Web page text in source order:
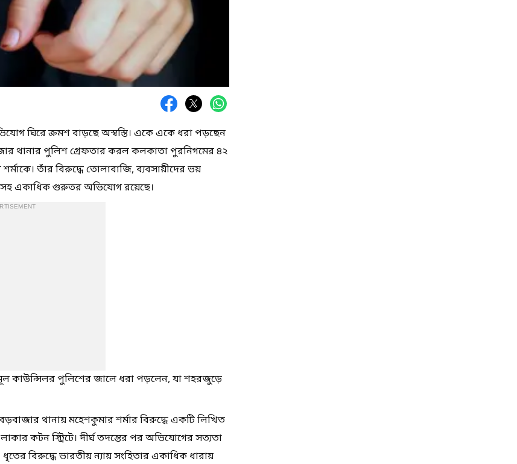
ঘিরে ক্রমশ বাড়ছে অস্বস্তি। একে একে ধরা পড়ছেন
থানার পুলিশ গ্রেফতার করল কলকাতা পুরনিগমের ৪২
তাঁর বিরুদ্ধে তোলাবাজি, ব্যবসায়ীদের ভয়
একাধিক গুরুতর অভিযোগ রয়েছে।
কাউন্সিলর পুলিশের জালে ধরা পড়লেন, যা শহরজুড়ে
থানায় মহেশকুমার শর্মার বিরুদ্ধে একটি লিখিত
কটন স্ট্রিটে। দীর্ঘ তদন্তের পর অভিযোগের সত্যতা
বিরুদ্ধে ভারতীয় ন্যায় সংহিতার একাধিক ধারায়